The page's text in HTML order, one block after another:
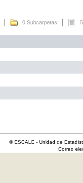
0 Subcarpetas
© ESCALE - Unidad de
Correo